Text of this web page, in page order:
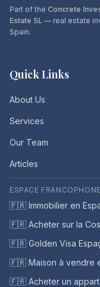
Part of the Concrete
Estate SL — real estate
Spain.
Quick Links
About Us
Services
Our Team
Articles
ESPACE FRANCOPHONE
🇫🇷 Immobilier en
🇫🇷 Acheter sur la
🇫🇷 Golden Visa
🇫🇷 Maison à vendre
🇫🇷 Acheter un